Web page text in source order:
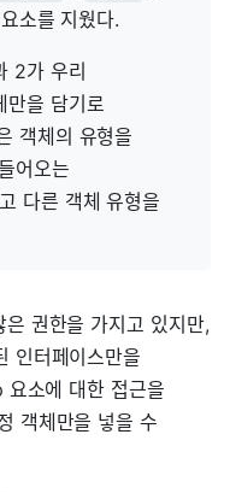
소를 지웠다.
2가 우리
만을 담기로
객체의 유형을
어오는
다른 객체 유형을
권한을 가지고 있지만,
인터페이스만을
소에 대한 접근을
객체만을 넣을 수